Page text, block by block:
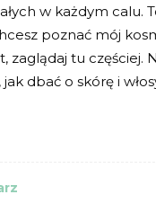
w każdym calu.
poznać mój
zaglądaj tu częściej.
dbać o skórę i